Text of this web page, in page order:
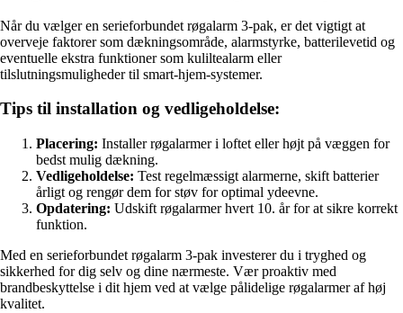
Når du vælger en serieforbundet røgalarm 3-pak, er det vigtigt at
overveje faktorer som dækningsområde, alarmstyrke, batterilevetid og
eventuelle ekstra funktioner som kuliltealarm eller
tilslutningsmuligheder til smart-hjem-systemer.
Tips til installation og vedligeholdelse:
Placering: Installer røgalarmer i loftet eller højt på væggen for
bedst mulig dækning.
Vedligeholdelse: Test regelmæssigt alarmerne, skift batterier
årligt og rengør dem for støv for optimal ydeevne.
Opdatering: Udskift røgalarmer hvert 10. år for at sikre korrekt
funktion.
Med en serieforbundet røgalarm 3-pak investerer du i tryghed og
sikkerhed for dig selv og dine nærmeste. Vær proaktiv med
brandbeskyttelse i dit hjem ved at vælge pålidelige røgalarmer af høj
kvalitet.